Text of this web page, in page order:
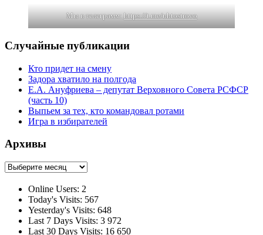
Мы в телеграмм:https://t.me/uhtostrovo
Случайные публикации
Кто придет на смену
Задора хватило на полгода
Е.А. Ануфриева – депутат Верховного Совета РСФСР
(часть 10)
Выпьем за тех, кто командовал ротами
Игра в избирателей
Архивы
Архивы
Online Users: 2
Today's Visits: 567
Yesterday's Visits: 648
Last 7 Days Visits: 3 972
Last 30 Days Visits: 16 650